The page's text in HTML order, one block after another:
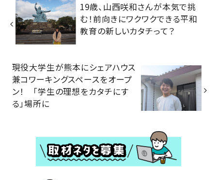
19歳、山西咲和さんが本気で挑
む！前向きにワクワクできる平和
教育の新しいカタチって？
現役大学生が熊本にシェアハウス
兼コワーキングスペースをオープ
ン！ 「学生の理想をカタチにす
る」場所に